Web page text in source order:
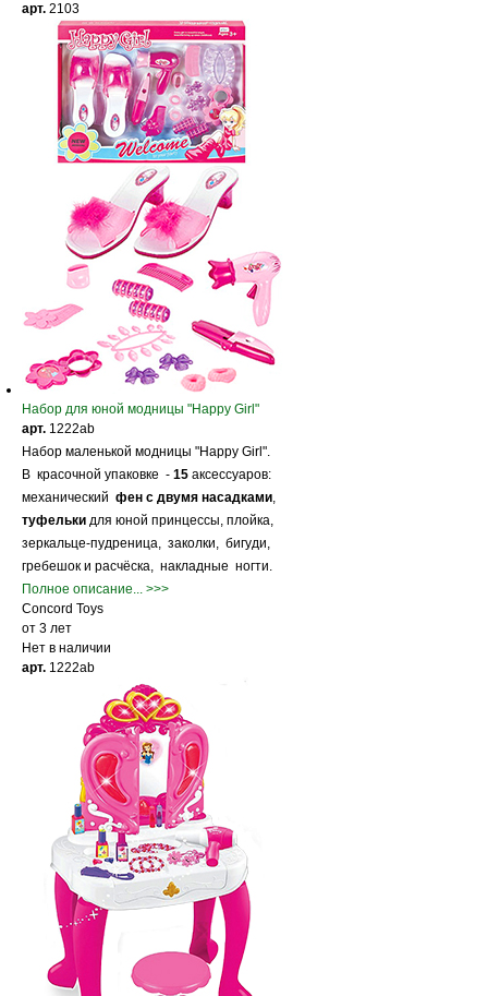
арт. 2103
Набор для юной модницы "Happy Girl"
арт. 1222ab
Набор маленькой модницы "Happy Girl".
В красочной упаковке - 15 аксессуаров:
механический фен с двумя насадками,
туфельки для юной принцессы, плойка,
зеркальце-пудреница, заколки, бигуди,
гребешок и расчёска, накладные ногти.
Полное описание... >>>
Concord Toys
от 3 лет
Нет в наличии
арт. 1222ab